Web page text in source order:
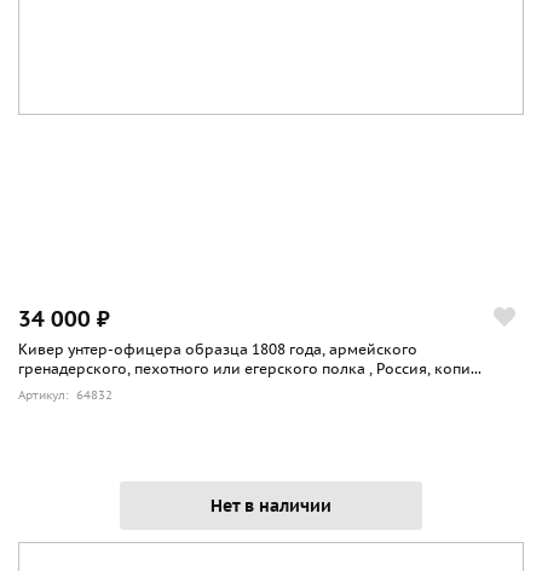
34 000 ₽
Кивер унтер-офицера образца 1808 года, армейского
гренадерского, пехотного или егерского полка , Россия, копи...
Артикул: 64832
Нет в наличии